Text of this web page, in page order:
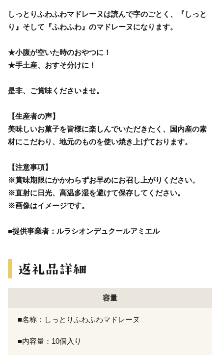
しっとりふわふわマドレーヌは読んで字のごとく、『しっと
り』そして『ふわふわ』のマドレーヌになります。
★小腹が空いた時のおやつに！
★手土産、おすそ分けに！
是非、ご賞味くださいませ。
【生産者の声】
美味しいお菓子を皆様に楽しんでいただきたく、国内産の素
材にこだわり、地元のものを使い焼き上げております。
【注意事項】
※賞味期限にかかわらずお早めにお召し上がりください。
※直射に日光、高温多湿を避けて保存してください。
※画像はイメージです。
■提供事業者：ルラシオンデュクールアミエル
容量
■名称：しっとりふわふわマドレーヌ
■内容量：10個入り